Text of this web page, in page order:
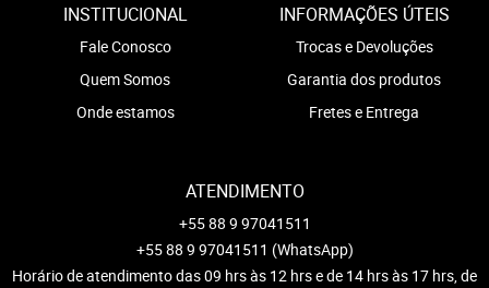
INSTITUCIONAL
Fale Conosco
Quem Somos
Onde estamos
INFORMAÇÕES ÚTEIS
Trocas e Devoluções
Garantia dos produtos
Fretes e Entrega
ATENDIMENTO
+55 88 9 97041511
+55 88 9 97041511 (WhatsApp)
Horário de atendimento das 09 hrs às 12 hrs e de 14 hrs às 17 hrs, de